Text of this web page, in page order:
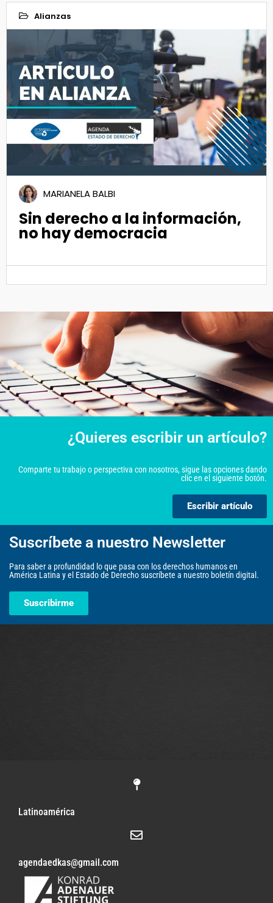
Alianzas
02
Nov 2021
MARIANELA BALBI
Sin derecho a la información,
no hay democracia
¿Quieres escribir un artículo?
Comparte tu trabajo o perspectiva con nosotros, sigue las opciones dando
clic en el siguiente botón.
Escribir artículo
Suscríbete a nuestro Newsletter
Para saber a profundidad lo que pasa con los derechos humanos en
América Latina y el Estado de Derecho suscríbete a nuestro boletín digital.
Suscribirme
Latinoamérica
agendaedkas@gmail.com